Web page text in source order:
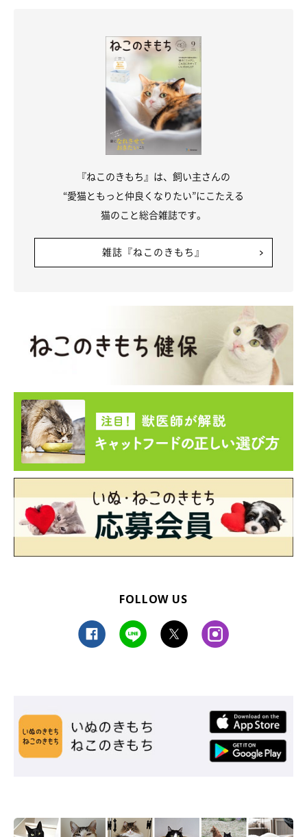
出してあげるのがポイントです。
猫にいきなり触らず、まずはニオイを嗅がせよう
猫は、ニオイで情報をキャッチして安心する習性があるため、触
る前に指のニオイを嗅がせてみましょう。差し出した指でそのま
まなでると、怖がられにくいですよ。
食事や排せつをじっと見ない
猫は、食事や排せつ中の無防備な姿が見られることをとても嫌い
ます。飼い主さんは、その間できるだけ別の部屋にいてあげまし
ょう。それが難しい場合は、本や携帯電話を見るなどして、視線
スリッパよりもルームシューズがおすすめ
『ねこのきもち』は、飼い主さんの
“愛猫ともっと仲良くなりたい”にこたえる
猫のこと総合雑誌です。
雑誌『ねこのきもち』
FOLLOW US